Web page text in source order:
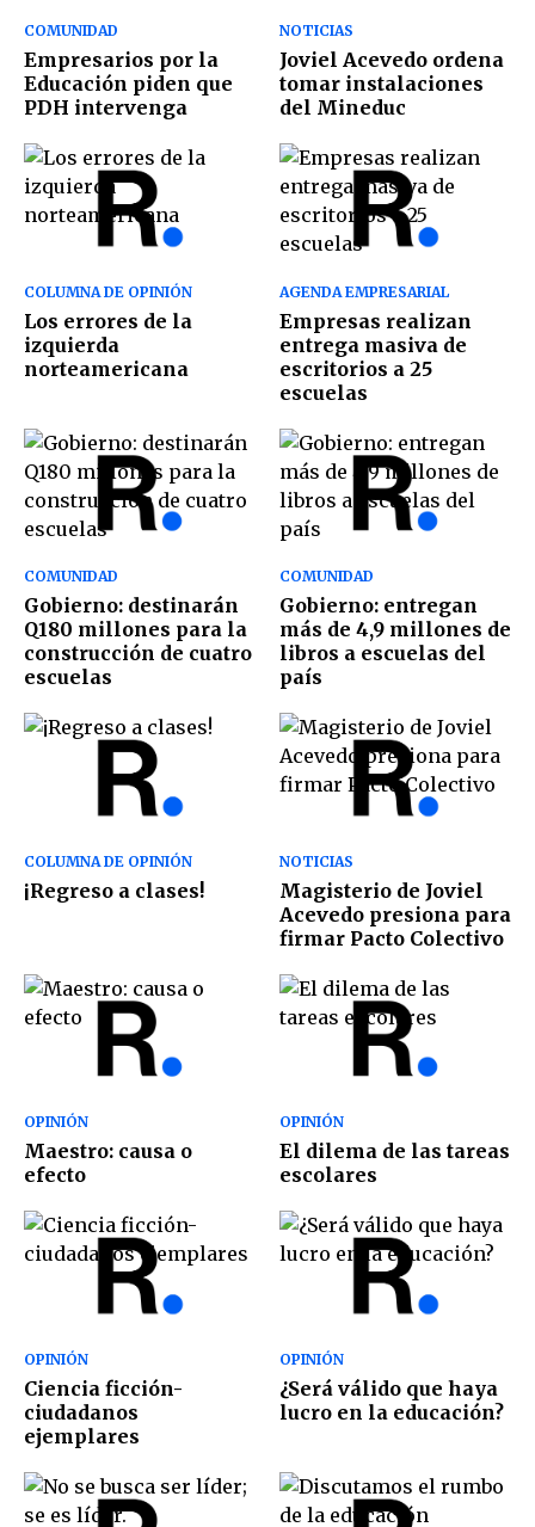
COMUNIDAD
Empresarios por la
Educación piden que
PDH intervenga
NOTICIAS
Joviel Acevedo ordena
tomar instalaciones
del Mineduc
COLUMNA DE OPINIÓN
Los errores de la
izquierda
norteamericana
AGENDA EMPRESARIAL
Empresas realizan
entrega masiva de
escritorios a 25
escuelas
COMUNIDAD
Gobierno: destinarán
Q180 millones para la
construcción de cuatro
escuelas
COMUNIDAD
Gobierno: entregan
más de 4,9 millones de
libros a escuelas del
país
COLUMNA DE OPINIÓN
¡Regreso a clases!
NOTICIAS
Magisterio de Joviel
Acevedo presiona para
firmar Pacto Colectivo
OPINIÓN
Maestro: causa o
efecto
OPINIÓN
El dilema de las tareas
escolares
OPINIÓN
Ciencia ficción-
ciudadanos
ejemplares
OPINIÓN
¿Será válido que haya
lucro en la educación?